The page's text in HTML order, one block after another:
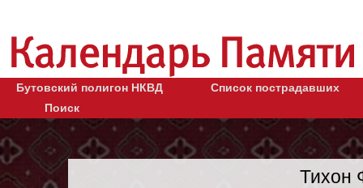
Бутовский полигон НКВД
Список пострадавших
Поиск
Тихон